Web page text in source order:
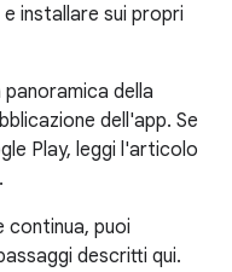
installare sui propri
della
dell'app. Se
Play, leggi l'articolo
.
continua, puoi
descritti qui.